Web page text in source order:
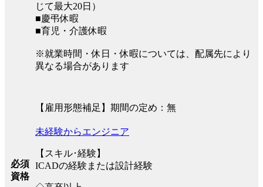
じて最大20日）
■慶弔休暇
■育児・介護休暇
※就業時間・休日・休暇については、配属先により
異なる場合があります
【雇用形態補足】期間の定め：無
必須
資格
未経験からエンジニア
【スキル･経験】
ICADの経験または設計経験